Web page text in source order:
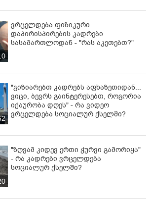
ვრცელდება ფიზიკური
დაპირისპირების კადრები
სასამართლოდან - "რას აკეთებთ?"
"გიზიარებთ კადრებს აფხაზეთიდან...
ვიცი, ბევრს გაინტერესებთ, როგორია
იქაურობა დღეს" - რა ვიდეო
ვრცელდება სოციალურ ქსელში?
"ზღვამ კიდევ ერთი ჭურვი გამორიყა"
- რა კადრები ვრცელდება
სოციალურ ქსელში?